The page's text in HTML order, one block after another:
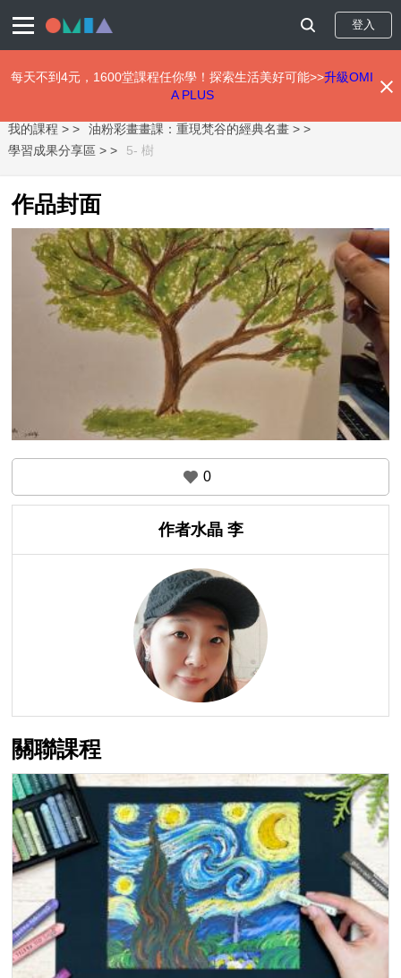
至
主
登入
每天不到4元，1600堂課程任你學！探索生活美好可能>>升級OMI
A PLUS
我的課程 >
油粉彩畫畫課：重現梵谷的經典名畫 >
學習成果分享區 >
5- 樹
作品封面
0
作者水晶 李
關聯課程